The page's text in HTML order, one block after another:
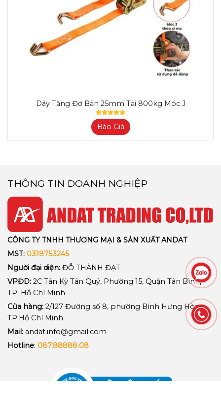
Dây Tăng Đơ Bản 25mm Tải 800kg Móc J
Báo Giá
THÔNG TIN DOANH NGHIỆP
CÔNG TY TNHH THƯƠNG MẠI & SẢN XUẤT ANDAT
MST: 0318753245
Người đại diện: ĐỖ THÀNH ĐẠT
VPĐD: 2C Tân Kỳ Tân Quý, Phường 15, Quận Tân Bình,
TP. Hồ Chí Minh
Cửa hàng: 2/127 Đường số 8, phường Bình Hưng Hòa,
TP.Hồ Chí Minh
Mail: andat.info@gmail.com
Hotline: 087.88888.08